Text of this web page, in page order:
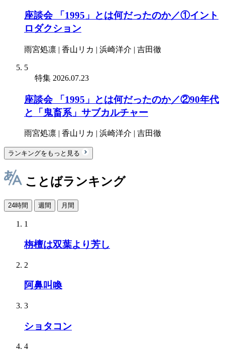
座談会 「1995」とは何だったのか／①イント
ロダクション
雨宮処凛 | 香山リカ | 浜崎洋介 | 吉田徹
5
特集 2026.07.23
座談会 「1995」とは何だったのか／②90年代
と「鬼畜系」サブカルチャー
雨宮処凛 | 香山リカ | 浜崎洋介 | 吉田徹
ランキングをもっと見る
ことばランキング
24時間 週間 月間
1
栴檀は双葉より芳し
2
阿鼻叫喚
3
ショタコン
4